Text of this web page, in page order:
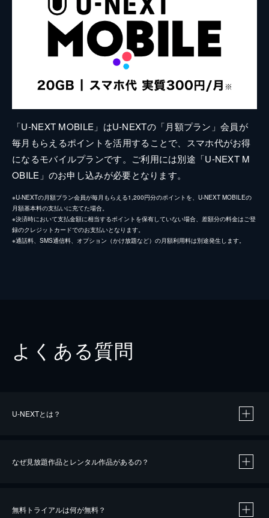
「U-NEXT MOBILE」はU-NEXTの「月額プラン」会員が
毎月もらえるポイントを活用することで、スマホ代がお得
になるモバイルプランです。ご利用には別途「U-NEXT M
OBILE」のお申し込みが必要となります。
※U-NEXTの月額プラン会員が毎月もらえる1,200円分のポイントを、U-NEXT MOBILEの
月額基本料の支払いに充てた場合。
※決済時において支払金額に相当するポイントを保有していない場合、差額分の料金はご登
録のクレジットカードでのお支払いとなります。
※通話料、SMS通信料、オプション（かけ放題など）の月額利用料は別途発生します。
よくある質問
U-NEXTとは？
なぜ見放題作品とレンタル作品があるの？
無料トライアルは何が無料？